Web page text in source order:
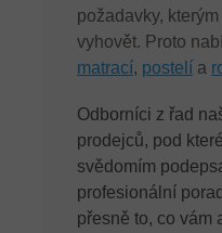
požadavky,
vyhovět. Proto
matrací, postelí a
Odborníci z řad
prodejců, pod
svědomím
profesionální
přesně to, co vám